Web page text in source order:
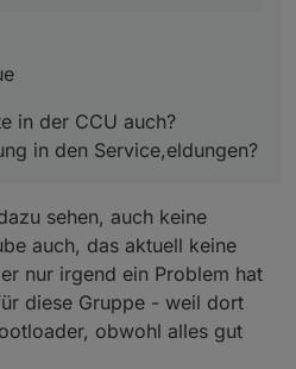
in der CCU auch?
in den Service,eldungen?
sehen, auch keine
auch, das aktuell keine
nur irgend ein Problem hat
diese Gruppe - weil dort
obwohl alles gut